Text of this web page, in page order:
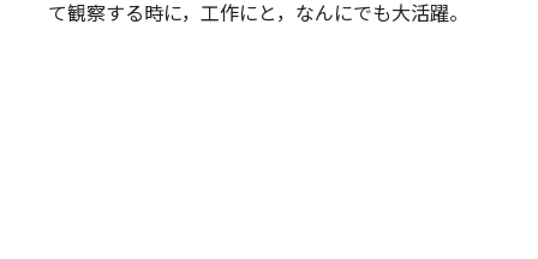
て観察する時に，工作にと，なんにでも大活躍。